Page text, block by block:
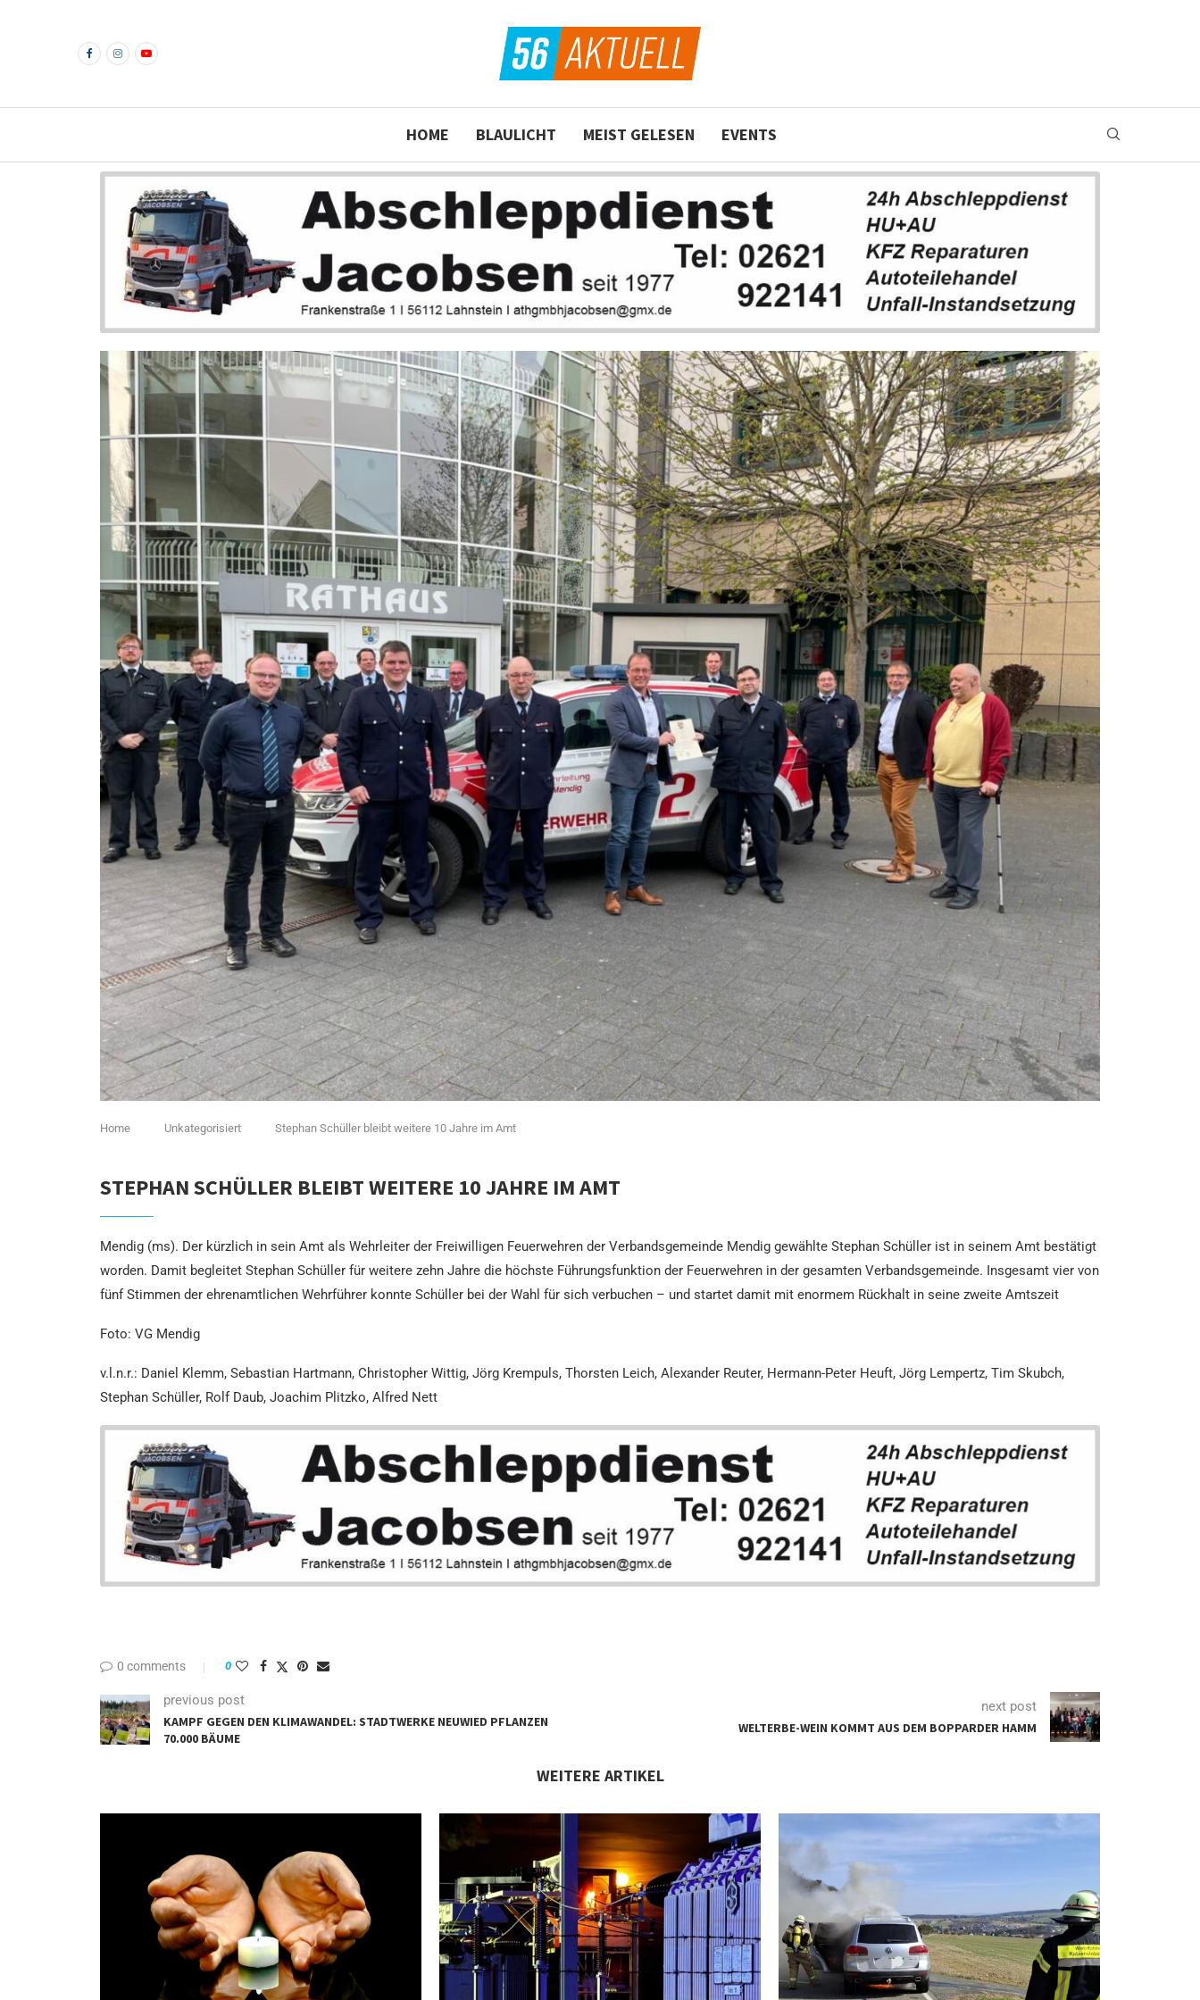
HOME BLAULICHT MEIST GELESEN EVENTS
Home Unkategorisiert Stephan Schüller bleibt weitere 10 Jahre im Amt
STEPHAN SCHÜLLER BLEIBT WEITERE 10 JAHRE IM AMT
Mendig (ms). Der kürzlich in sein Amt als Wehrleiter der Freiwilligen Feuerwehren der Verbandsgemeinde Mendig gewählte Stephan Schüller ist in seinem Amt bestätigt
worden. Damit begleitet Stephan Schüller für weitere zehn Jahre die höchste Führungsfunktion der Feuerwehren in der gesamten Verbandsgemeinde. Insgesamt vier von
fünf Stimmen der ehrenamtlichen Wehrführer konnte Schüller bei der Wahl für sich verbuchen – und startet damit mit enormem Rückhalt in seine zweite Amtszeit
Foto: VG Mendig
v.l.n.r.: Daniel Klemm, Sebastian Hartmann, Christopher Wittig, Jörg Krempuls, Thorsten Leich, Alexander Reuter, Hermann-Peter Heuft, Jörg Lempertz, Tim Skubch,
Stephan Schüller, Rolf Daub, Joachim Plitzko, Alfred Nett
0 comments 0
previous post
KAMPF GEGEN DEN KLIMAWANDEL: STADTWERKE NEUWIED PFLANZEN
70.000 BÄUME
next post
WELTERBE-WEIN KOMMT AUS DEM BOPPARDER HAMM
WEITERE ARTIKEL